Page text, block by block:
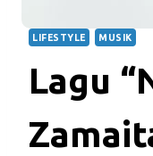
LIFESTYLE MUSIK
Lagu